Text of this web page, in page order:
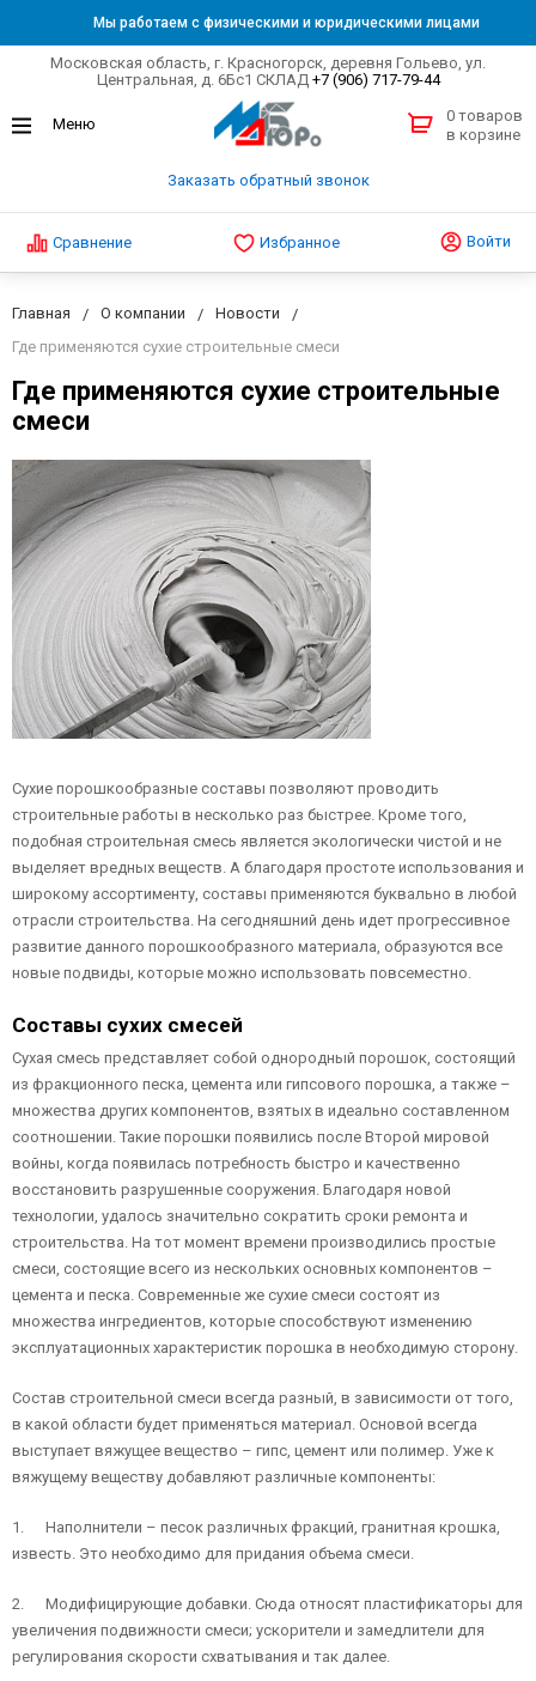
Мы работаем с физическими и юридическими лицами
Московская область, г. Красногорск, деревня Гольево, ул.
Центральная, д. 6Бс1 СКЛАД +7 (906) 717-79-44
Заказать обратный звонок
0 товаров
в корзине
Сравнение Избранное Войти
Главная О компании
Новости
Где применяются сухие строительные смеси
Где применяются сухие строительные
смеси
Сухие порошкообразные составы позволяют проводить
строительные работы в несколько раз быстрее. Кроме того,
подобная строительная смесь является экологически чистой и не
выделяет вредных веществ. А благодаря простоте использования и
широкому ассортименту, составы применяются буквально в любой
отрасли строительства. На сегодняшний день идет прогрессивное
развитие данного порошкообразного материала, образуются все
новые подвиды, которые можно использовать повсеместно.
Составы сухих смесей
Сухая смесь представляет собой однородный порошок, состоящий
из фракционного песка, цемента или гипсового порошка, а также –
множества других компонентов, взятых в идеально составленном
соотношении. Такие порошки появились после Второй мировой
войны, когда появилась потребность быстро и качественно
восстановить разрушенные сооружения. Благодаря новой
технологии, удалось значительно сократить сроки ремонта и
строительства. На тот момент времени производились простые
смеси, состоящие всего из нескольких основных компонентов –
цемента и песка. Современные же сухие смеси состоят из
множества ингредиентов, которые способствуют изменению
эксплуатационных характеристик порошка в необходимую сторону.
Состав строительной смеси всегда разный, в зависимости от того,
в какой области будет применяться материал. Основой всегда
выступает вяжущее вещество – гипс, цемент или полимер. Уже к
вяжущему веществу добавляют различные компоненты:
1. Наполнители – песок различных фракций, гранитная крошка,
известь. Это необходимо для придания объема смеси.
2. Модифицирующие добавки. Сюда относят пластификаторы для
увеличения подвижности смеси; ускорители и замедлители для
регулирования скорости схватывания и так далее.